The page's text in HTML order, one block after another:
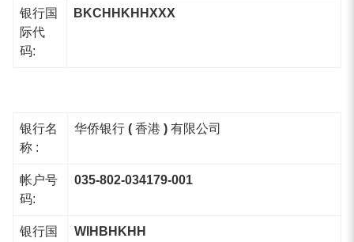
银行国
际代
码:
BKCHHKHHXXX
银行名
称 :
华侨银行 ( 香港 ) 有限公司
帐户号
码:
035-802-034179-001
银行国
WIHBHKHH